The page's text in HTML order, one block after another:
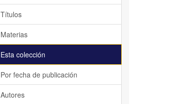
Títulos
Materias
Esta colección
Por fecha de publicación
Autores